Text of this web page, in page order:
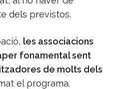
dels previstos.
les associacions
fonamental sent
de molts dels
el programa.